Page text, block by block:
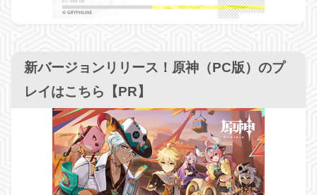
新バージョンリリース！原神（PC版）のプ
レイはこちら【PR】